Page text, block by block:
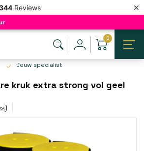
Reviews ×
0
Jouw specialist
kruk extra strong vol geel